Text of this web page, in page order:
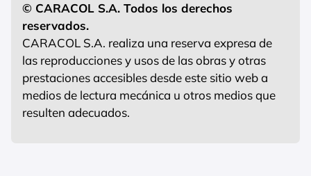
© CARACOL S.A. Todos los derechos
reservados.
CARACOL S.A. realiza una reserva expresa de
las reproducciones y usos de las obras y otras
prestaciones accesibles desde este sitio web a
medios de lectura mecánica u otros medios que
resulten adecuados.